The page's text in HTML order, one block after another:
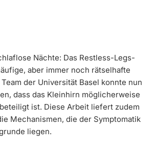
Doktorierende
Medien
‡ ‡ ‡ ‡ ‡ ‡ ‡ ‡ ‡ ‡ ‡ ‡ ‡ ‡ ‡ ‡ ‡ ‡ ‡ ‡ ‡ ‡ ‡ ‡ ‡ ‡
‡ ‡
‡ ‡ ‡ ‡ ‡ ‡ ‡ ‡ ‡ ‡
Nächte: Das Restless-Legs-
aber immer noch rätselhafte
der Universität Basel konnte nun
dass das Kleinhirn möglicherweise
ist. Diese Arbeit liefert zudem
Mechanismen, die der Symptomatik
liegen.